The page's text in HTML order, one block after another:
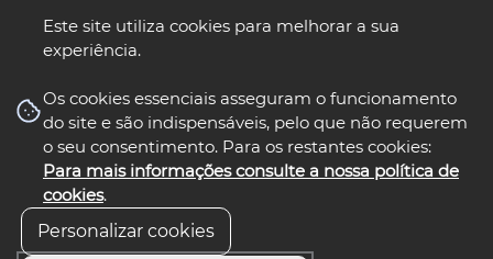
Este site utiliza cookies para melhorar a sua
experiência.
Os cookies essenciais asseguram o funcionamento
do site e são indispensáveis, pelo que não requerem
o seu consentimento. Para os restantes cookies:
Para mais informações consulte a nossa política de
cookies.
Personalizar cookies
nos select language